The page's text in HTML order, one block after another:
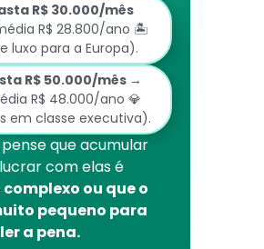
R$ 30.000/mês
R$ 28.800/ano 🏝️
luxo para a Europa).
R$ 50.000/mês →
R$ 48.000/ano 💎
em classe executiva).
que acumular
com elas é
ou que o
pequeno para
a pena.